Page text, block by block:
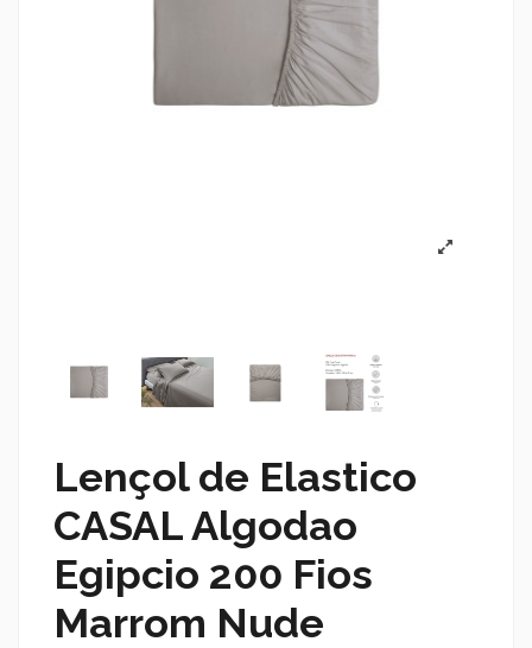
Lençol de Elastico
CASAL Algodao
Egipcio 200 Fios
Marrom Nude